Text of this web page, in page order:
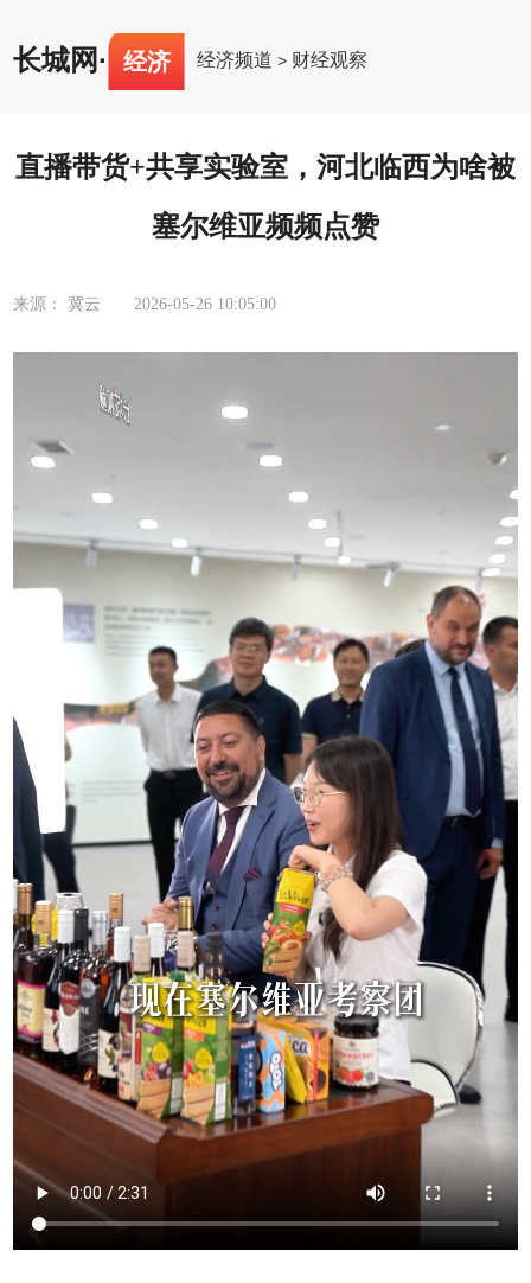
长城网· 经济 经济频道 > 财经观察
直播带货+共享实验室，河北临西为啥被
塞尔维亚频频点赞
来源： 冀云 2026-05-26 10:05:00